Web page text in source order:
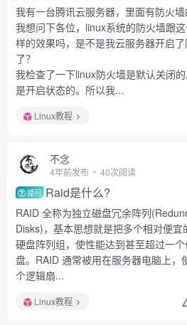
我有一台腾讯云服务器，里面有防火墙
我想问下各位，linux系统的防火墙跟
样的效果吗，是不是我云服务器开启
了？
我检查了一下linux防火墙是默认关闭
是开启状态的。所以我...
Linux教程
不念
4年前发布 40次阅读
提问 Raid是什么?
RAID 全称为独立磁盘冗余阵列
Disks)，基本思想就是把多个相对便
硬盘阵列组，使性能达到甚至超过一
盘。RAID 通常被用在服务器电脑上，
个逻辑扇...
Linux教程